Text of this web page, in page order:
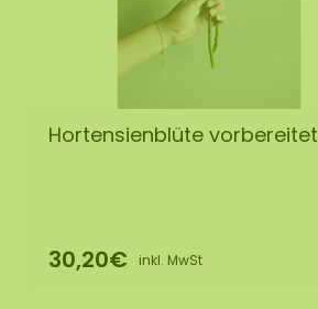
Hortensienblüte vorbereitet
30,20€ inkl. MwSt